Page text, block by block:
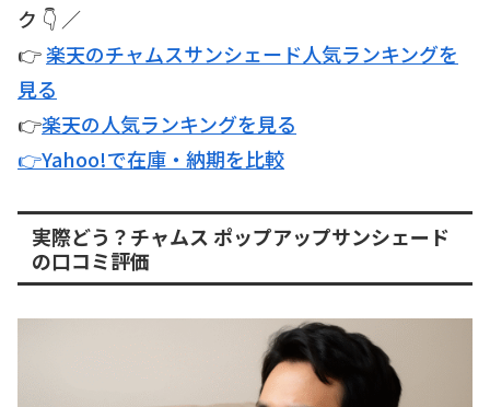
ク 👇 ／
👉楽天のチャムスサンシェード人気ランキングを
見る
👉楽天の人気ランキングを見る
👉Yahoo!で在庫・納期を比較
実際どう？チャムス ポップアップサンシェード
の口コミ評価